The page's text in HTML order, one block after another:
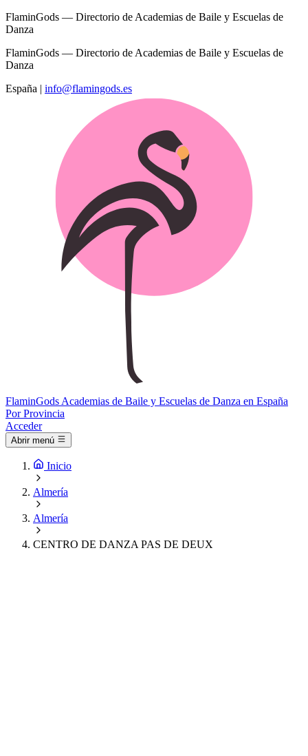
FlaminGods — Directorio de Academias de Baile y Escuelas de
Danza
FlaminGods — Directorio de Academias de Baile y Escuelas de
Danza
España | info@flamingods.es
FlaminGods Academias de Baile y Escuelas de Danza en España
Por Provincia
Acceder
Abrir menú
Inicio
Almería
Almería
CENTRO DE DANZA PAS DE DEUX